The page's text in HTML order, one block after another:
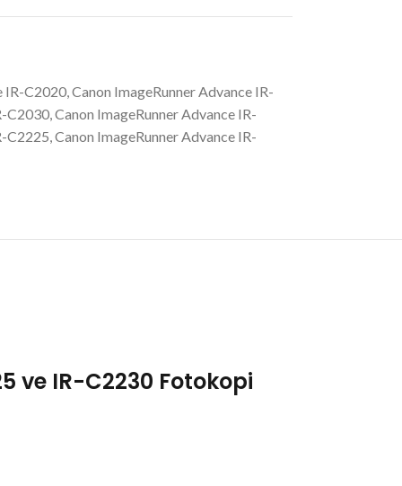
IR-C2020,Canon ImageRunner Advance IR-
C2030,Canon ImageRunner Advance IR-
C2225,Canon ImageRunner Advance IR-
ve IR-C2230 Fotokopi